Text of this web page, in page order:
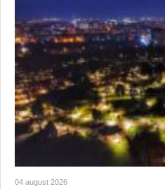
04 august 2026